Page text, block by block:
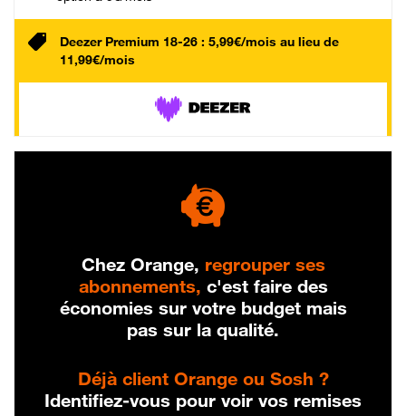
Deezer Premium 18-26 : 5,99€/mois au lieu de
11,99€/mois
Chez Orange, regrouper ses
abonnements, c'est faire des
économies sur votre budget mais
pas sur la qualité.
Déjà client Orange ou Sosh ?
Identifiez-vous pour voir vos remises